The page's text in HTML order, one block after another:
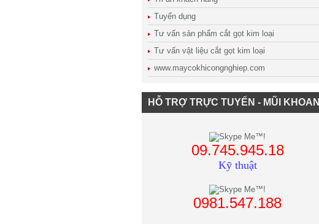
Tuyển dụng
Tư vấn sản phẩm cắt gọt kim loại
Tư vấn vật liệu cắt gọt kim loại
www.maycokhicongnghiep.com
HỖ TRỢ TRỰC TUYẾN - MŨI KHOAN
09.745.945.18
Kỹ thuật
0981.547.188